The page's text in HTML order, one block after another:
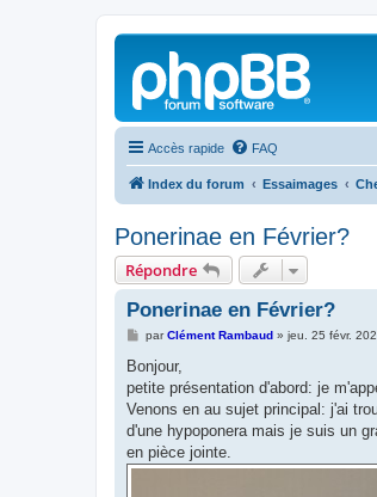
Accès rapide FAQ
Index du forum Essaimages
Ponerinae en Février?
Répondre
Ponerinae en Février?
M
s
a
g
parClément Rambaud» jeu. 25 févr.
Bonjour,
petite présentation d'abord: je
Venons en au sujet principal: j'ai
d'une hypoponera mais je suis un
en pièce jointe.